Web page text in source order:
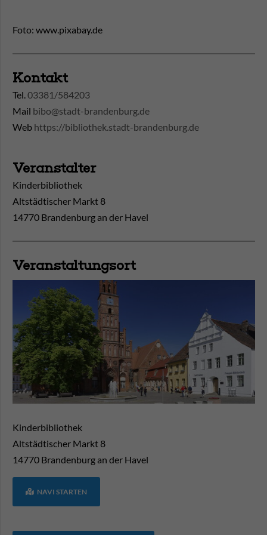
Foto: www.pixabay.de
Kontakt
Tel.03381/584203
Mail bibo@stadt-brandenburg.de
Web https://bibliothek.stadt-brandenburg.de
Veranstalter
Kinderbibliothek
Altstädtischer Markt 8
14770 Brandenburg an der Havel
Veranstaltungsort
Kinderbibliothek
Altstädtischer Markt 8
14770 Brandenburg an der Havel
NAVI STARTEN